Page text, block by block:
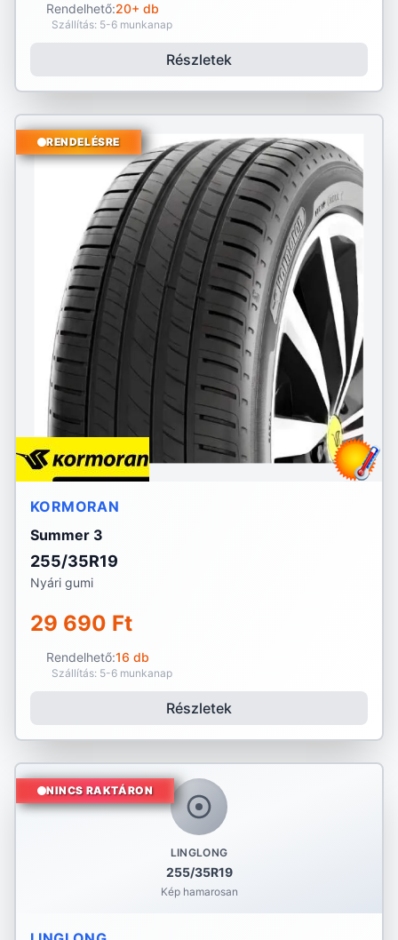
Rendelhető:20+ db
Szállítás: 5-6 munkanap
Részletek
RENDELÉSRE
KORMORAN
Summer 3
255/35R19
Nyári gumi
29 690 Ft
Rendelhető:16 db
Szállítás: 5-6 munkanap
Részletek
LINGLONG
255/35R19
Kép hamarosan
NINCS RAKTÁRON